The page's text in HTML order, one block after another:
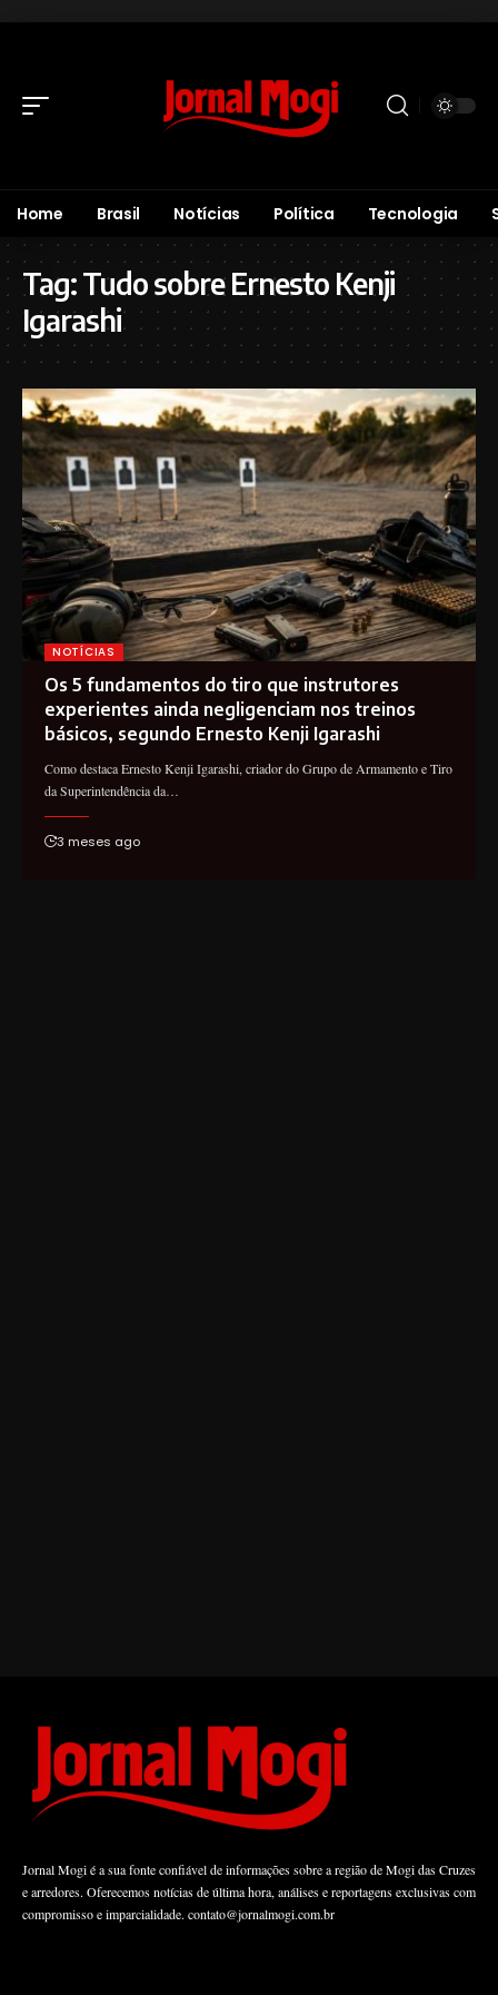
Home Brasil Notícias Política Tecnologia
Tag:Tudo sobre Ernesto Kenji
Igarashi
NOTÍCIAS
Os 5 fundamentos do tiro que instrutores
experientes ainda negligenciam nos treinos
básicos, segundo Ernesto Kenji Igarashi
Como destaca Ernesto Kenji Igarashi, criador do Grupo de Armamento e Tiro
da Superintendência da…
3 meses ago
Jornal Mogi é a sua fonte confiável de informações sobre a região de Mogi das Cruzes
e arredores. Oferecemos notícias de última hora, análises e reportagens exclusivas com
compromisso e imparcialidade. contato@jornalmogi.com.br